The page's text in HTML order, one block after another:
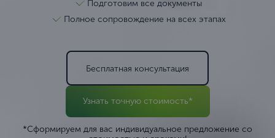
Подготовим все документы
Полное сопровождение на всех этапах
Бесплатная консультация
Узнать точную стоимость*
*Сформируем для вас индивидуальное предложение со